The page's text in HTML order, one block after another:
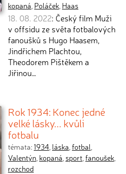
kopaná, Poláček, Haas
18. 08. 2022: Český film Muži
v offsidu ze světa fotbalových
fanoušků s Hugo Haasem,
Jindřichem Plachtou,
Theodorem Pištěkem a
Jiřinou…
Rok 1934: Konec jedné
velké lásky... kvůli
fotbalu
témata:1934, láska,fotbal,
Valentýn, kopaná, sport,fanoušek,
rozchod